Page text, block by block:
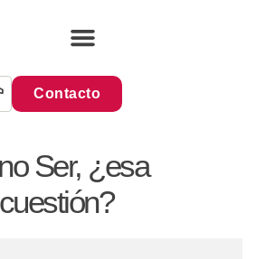
Contacto
Ser, ¿esa